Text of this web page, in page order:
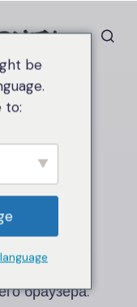
который
браузера.
be
to: